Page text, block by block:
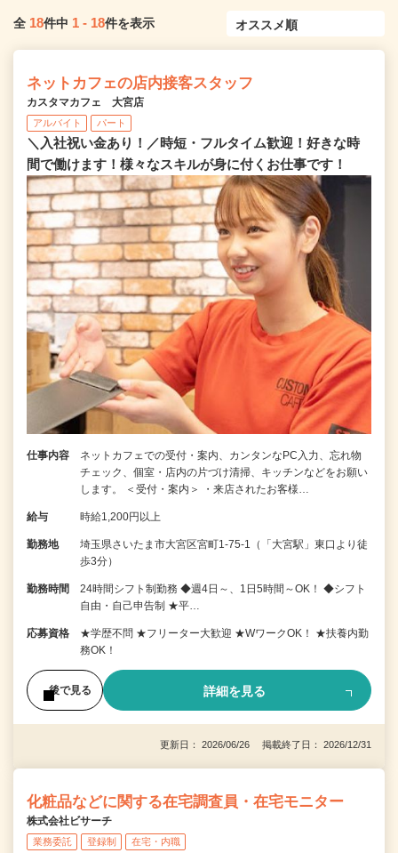
全 18件中 1 - 18件を表示
ネットカフェの店内接客スタッフ
カスタマカフェ 大宮店
アルバイト パート
＼入社祝い金あり！／時短・フルタイム歓迎！好きな時
間で働けます！様々なスキルが身に付くお仕事です！
仕事内容
ネットカフェでの受付・案内、カンタンなPC入力、忘れ物
チェック、個室・店内の片づけ清掃、キッチンなどをお願い
します。 ＜受付・案内＞ ・来店されたお客様…
給与 時給1,200円以上
勤務地
埼玉県さいたま市大宮区宮町1-75-1（「大宮駅」東口より徒
歩3分）
勤務時間
24時間シフト制勤務 ◆週4日～、1日5時間～OK！ ◆シフト
自由・自己申告制 ★平…
応募資格
★学歴不問 ★フリーター大歓迎 ★WワークOK！ ★扶養内勤
務OK！
後で見る 詳細を見る
更新日： 2026/06/26 掲載終了日： 2026/12/31
化粧品などに関する在宅調査員・在宅モニター
株式会社ビサーチ
業務委託 登録制 在宅・内職